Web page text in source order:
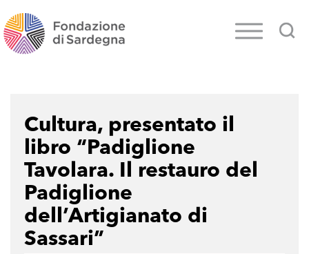
Cultura, presentato il
libro “Padiglione
Tavolara. Il restauro del
Padiglione
dell’Artigianato di
Sassari”